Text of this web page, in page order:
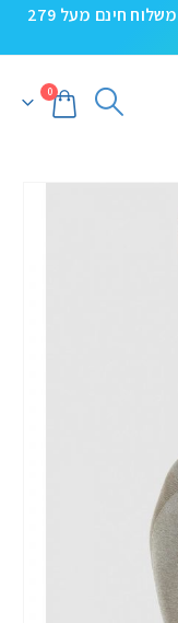
5% הנחה קופון TAKE5 בקניית 2 מוצרים. משלוח חינם מעל 279
0